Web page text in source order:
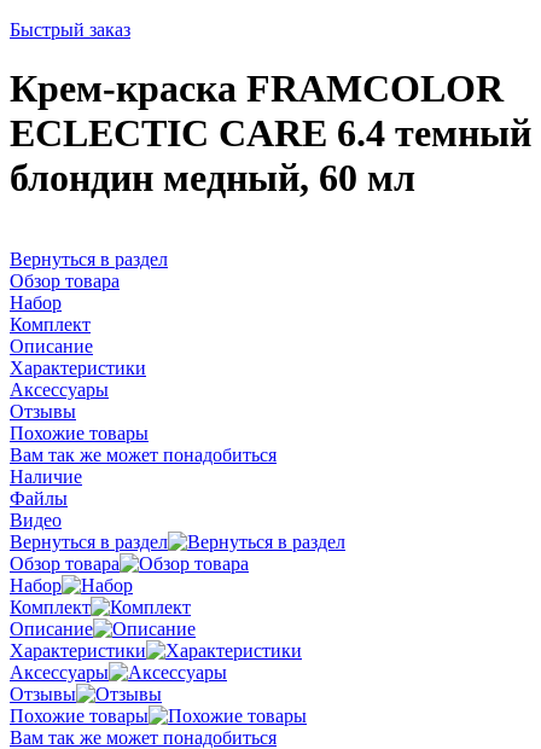
Быстрый заказ
Крем-краска FRAMCOLOR
ECLECTIC CARE 6.4 темный
блондин медный, 60 мл
Вернуться в раздел
Обзор товара
Набор
Комплект
Описание
Характеристики
Аксессуары
Отзывы
Похожие товары
Вам так же может понадобиться
Наличие
Файлы
Видео
Вернуться в раздел
Обзор товара
Набор
Комплект
Описание
Характеристики
Аксессуары
Отзывы
Похожие товары
Вам так же может понадобиться